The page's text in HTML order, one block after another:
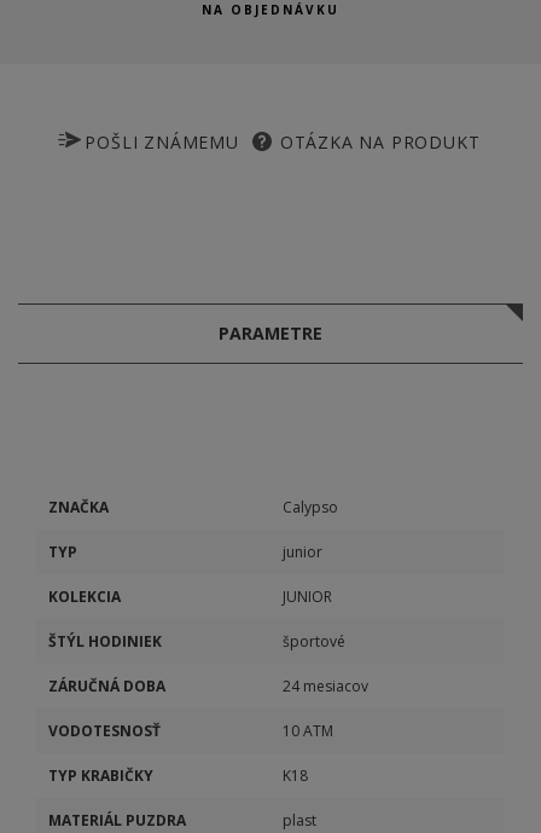
NA OBJEDNÁVKU
POŠLI ZNÁMEMU OTÁZKA NA PRODUKT
PARAMETRE
ZNAČKA Calypso
TYP junior
KOLEKCIA JUNIOR
ŠTÝL HODINIEK športové
ZÁRUČNÁ DOBA 24 mesiacov
VODOTESNOSŤ 10 ATM
TYP KRABIČKY K18
MATERIÁL PUZDRA plast